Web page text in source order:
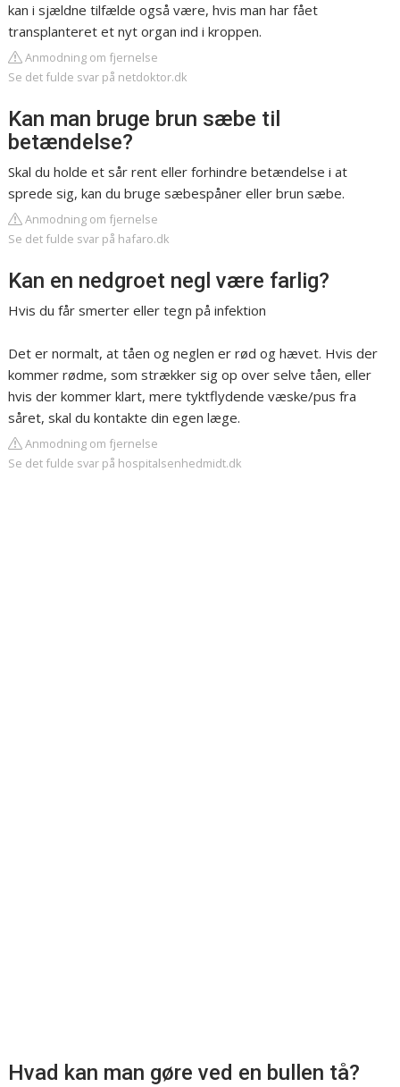
kan i sjældne tilfælde også være, hvis man har fået
transplanteret et nyt organ ind i kroppen.
Anmodning om fjernelse
Se det fulde svar på netdoktor.dk
Kan man bruge brun sæbe til
betændelse?
Skal du holde et sår rent eller forhindre betændelse i at
sprede sig, kan du bruge sæbespåner eller brun sæbe.
Anmodning om fjernelse
Se det fulde svar på hafaro.dk
Kan en nedgroet negl være farlig?
Hvis du får smerter eller tegn på infektion
Det er normalt, at tåen og neglen er rød og hævet. Hvis der
kommer rødme, som strækker sig op over selve tåen, eller
hvis der kommer klart, mere tyktflydende væske/pus fra
såret, skal du kontakte din egen læge.
Anmodning om fjernelse
Se det fulde svar på hospitalsenhedmidt.dk
Hvad kan man gøre ved en bullen tå?